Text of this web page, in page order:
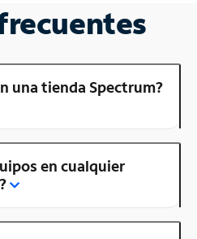
una tienda Spectrum?
en cualquier